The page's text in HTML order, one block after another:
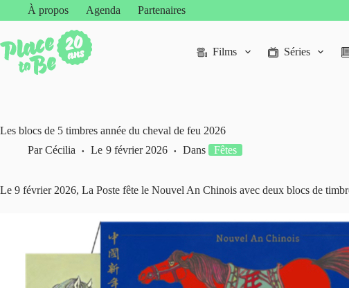
À propos Agenda Partenaires
Films Séries
Les blocs de 5 timbres année du cheval de feu 2026
Par Cécilia Le 9 février 2026 Dans Fêtes
Le 9 février 2026, La Poste fête le Nouvel An Chinois avec deux blocs de